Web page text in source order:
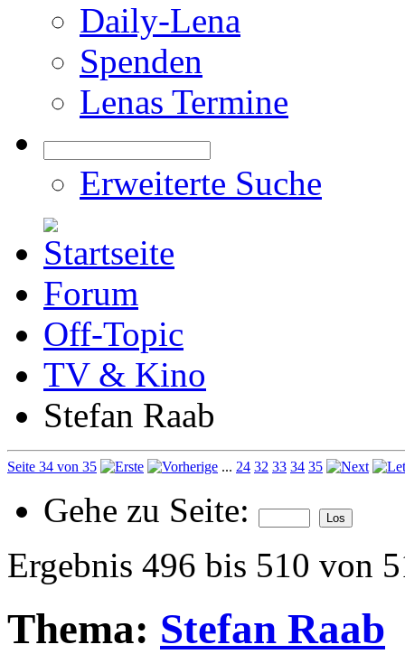
Daily-Lena
Spenden
Lenas Termine
Erweiterte Suche
Forum
Off-Topic
TV & Kino
Stefan Raab
Seite 34 von 35 ... 24 32 33 34 35
Gehe zu Seite:
Ergebnis 496 bis 510 von
Thema: Stefan Raab